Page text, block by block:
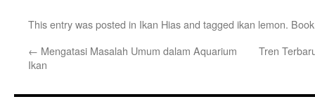
This entry was posted in Ikan Hiasand tagged ikan lemon.
← Mengatasi Masalah Umum dalam Aquarium
Ikan
Tren